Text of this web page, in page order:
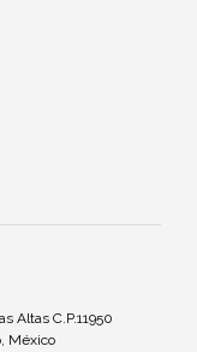
Altas C.P.11950
México